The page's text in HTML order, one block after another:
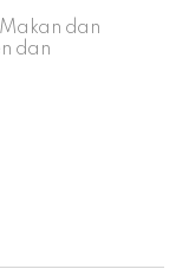
dan
dan